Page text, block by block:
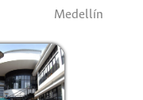
Medellín